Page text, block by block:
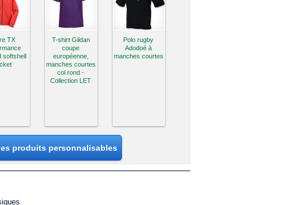
TX
softshell
T-shirt Gildan
coupe
européenne,
manches courtes
col rond -
Collection LET
Polo rugby
Adodoé à
manches courtes
produits personnalisables